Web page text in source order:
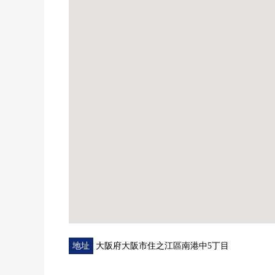
地址 大阪府大阪市住之江區南港中5丁目